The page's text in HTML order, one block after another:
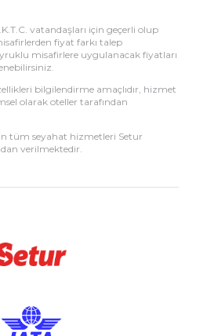
vatandaşları için geçerli olup
fiyat farkı talep
misafirlere uygulanacak fiyatları
bilgilendirme amaçlıdır, hizmet
olarak oteller tarafından
tüm seyahat hizmetleri Setur
verilmektedir.